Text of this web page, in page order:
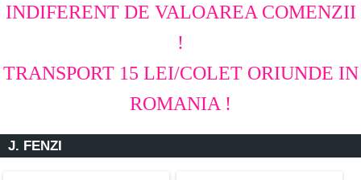
INDIFERENT DE VALOAREA COMENZII
!
TRANSPORT 15 LEI/COLET ORIUNDE IN
ROMANIA !
J. FENZI